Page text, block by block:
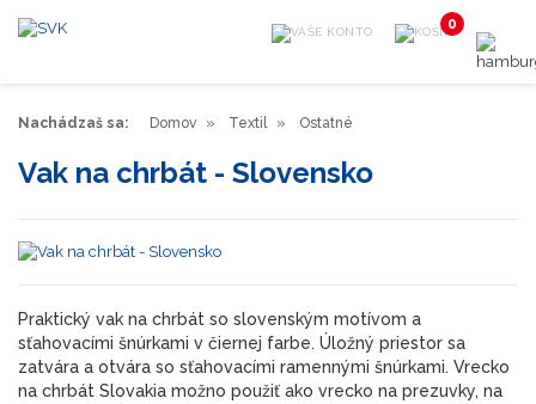
Nachádzaš sa: Domov Textil Ostatné
Vak na chrbát - Slovensko
Praktický vak na chrbát so slovenským motívom a
sťahovacími šnúrkami v čiernej farbe. Úložný priestor sa
zatvára a otvára so sťahovacími ramennými šnúrkami. Vrecko
na chrbát Slovakia možno použiť ako vrecko na prezuvky, na
0